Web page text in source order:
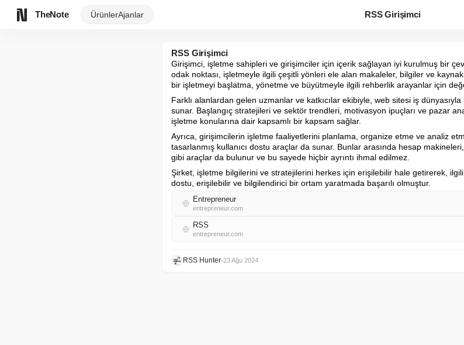
TheNote ÜrünlerAjanlar RSS Girişimci
RSS Girişimci
Girişimci, işletme sahipleri ve girişimciler için içerik sağlayan iyi kurulmuş bir
odak noktası, işletmeyle ilgili çeşitli yönleri ele alan makaleler, bilgiler ve
bir işletmeyi başlatma, yönetme ve büyütmeyle ilgili rehberlik arayanlar için
Farklı alanlardan gelen uzmanlar ve katkıcılar ekibiyle, web sitesi iş
sunar. Başlangıç stratejileri ve sektör trendleri, motivasyon ipuçları ve pazar
işletme konularına dair kapsamlı bir kapsam sağlar.
Ayrıca, girişimcilerin işletme faaliyetlerini planlama, organize etme ve analiz
tasarlanmış kullanıcı dostu araçlar da sunar. Bunlar arasında hesap
gibi araçlar da bulunur ve bu sayede hiçbir ayrıntı ihmal edilmez.
Şirket, işletme bilgilerini ve stratejilerini herkes için erişilebilir hale getirerek, ilgili
dostu, erişilebilir ve bilgilendirici bir ortam yaratmada başarılı olmuştur.
Entrepreneur
entrepreneur.com
RSS
entrepreneur.com
RSS Hunter•23 Ağu 2024